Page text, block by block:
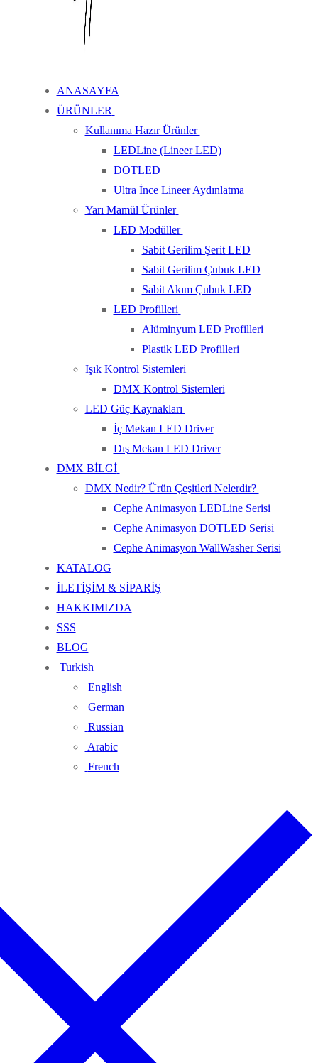
ANASAYFA
ÜRÜNLER
Kullanıma Hazır Ürünler
LEDLine (Lineer LED)
DOTLED
Ultra İnce Lineer Aydınlatma
Yarı Mamül Ürünler
LED Modüller
Sabit Gerilim Şerit LED
Sabit Gerilim Çubuk LED
Sabit Akım Çubuk LED
LED Profilleri
Alüminyum LED Profilleri
Plastik LED Profilleri
Işık Kontrol Sistemleri
DMX Kontrol Sistemleri
LED Güç Kaynakları
İç Mekan LED Driver
Dış Mekan LED Driver
DMX BİLGİ
DMX Nedir? Ürün Çeşitleri Nelerdir?
Cephe Animasyon LEDLine Serisi
Cephe Animasyon DOTLED Serisi
Cephe Animasyon WallWasher Serisi
KATALOG
İLETİŞİM & SİPARİŞ
HAKKIMIZDA
SSS
BLOG
Turkish
English
German
Russian
Arabic
French